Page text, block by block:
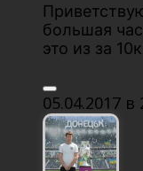
большая
это из за
05.04.2017 в